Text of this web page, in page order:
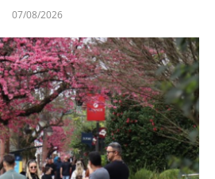
07/08/2026